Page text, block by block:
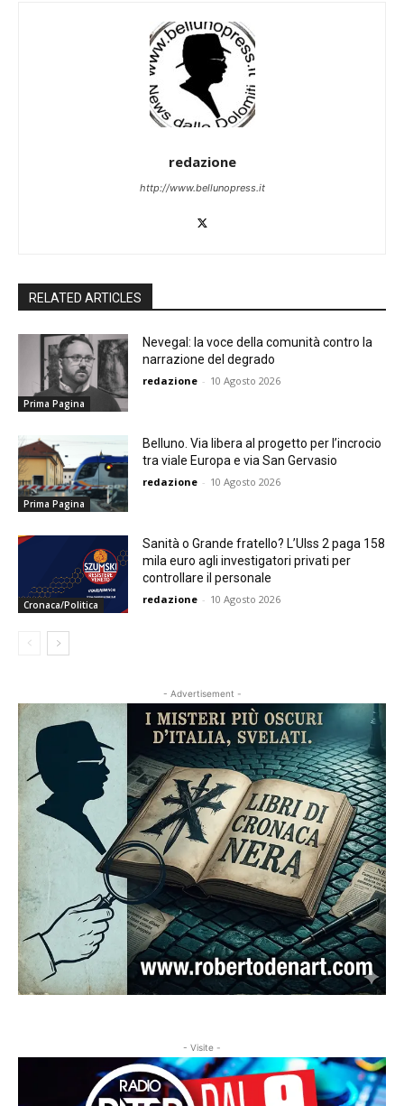
redazione
http://www.bellunopress.it
RELATED ARTICLES
Prima Pagina
Nevegal: la voce della comunità contro la
narrazione del degrado
redazione - 10 Agosto 2026
Prima Pagina
Belluno. Via libera al progetto per l’incrocio
tra viale Europa e via San Gervasio
redazione - 10 Agosto 2026
Cronaca/Politica
Sanità o Grande fratello? L’Ulss 2 paga 158
mila euro agli investigatori privati per
controllare il personale
redazione - 10 Agosto 2026
- Advertisement -
- Visite -